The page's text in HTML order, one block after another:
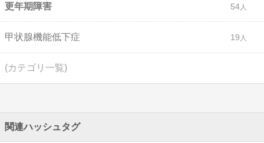
更年期障害 54
甲状腺機能低下症 19
(カテゴリ一覧)
関連ハッシュタグ